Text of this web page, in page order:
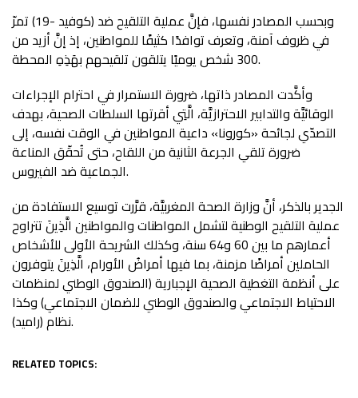
وبحسب المصادر نفسها، فإنَّ عملية التلقيح ضد (كوفيد -19) تمرّ
في ظروف آمنة، وتعرف توافدًا كثيفًا للمواطنين، إذ إنَّ أزيد من
300 شخص يوميًا يتلقون تلقيحهم بهَذِهِ المحطة.
وأكَّدت المصادر ذاتها، ضرورة الاستمرار في احترام الإجراءات
الوقائيَّة والتدابير الاحترازيَّة، الَّتِي أقرتها السلطات الصحية، بهدف
التصدّي لجائحة «كورونا» داعية المواطنين في الوقت نفسه، إلى
ضرورة تلقي الجرعة الثانية من اللقاح، حتى تُحقّق المناعة
الجماعية ضد الفيروس.
الجدير بالذكر، أنَّ وزارة الصحة المغربيَّة، قرَّرت توسيع الاستفادة من
عملية التلقيح الوطنية لتشمل المواطنات والمواطنين الَّذِينَ تتراوح
أعمارهم ما بين 60 و64 سنة، وكذلك الشريحة الأولى للأشخاص
الحاملين أمراضًا مزمنة، بما فيها أمراضُ الأورام، الَّذِينَ يتوفرون
على أنظمة التغطية الصحية الإجبارية (الصندوق الوطني لمنظمات
الاحتياط الاجتماعي والصندوق الوطني للضمان الاجتماعي) وكذا
نظام (راميد).
RELATED TOPICS: